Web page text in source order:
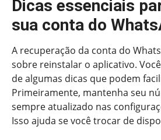
Dicas essenciais
sua conta do
A recuperação da conta do
sobre reinstalar o aplicativo.
de algumas dicas que podem
Primeiramente, mantenha seu
sempre atualizado nas
Isso ajuda se você trocar de